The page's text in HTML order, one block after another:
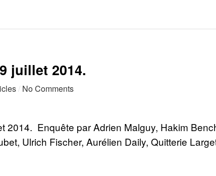
juillet 2014.
/ No Comments
2014. Enquête par Adrien Malguy, Hakim
Ulrich Fischer, Aurélien Daily, Quitterie